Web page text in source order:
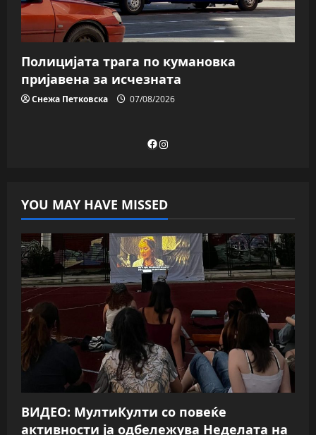
Полицијата трага пo кумановка
пријавена за исчезната
Снежа Петковска 07/08/2026
Facebook
Instagram
YOU MAY HAVE MISSED
ВИДЕО: МултиКулти со повеќе
активности ја одбележува Неделата на